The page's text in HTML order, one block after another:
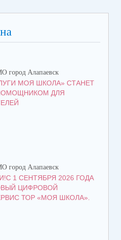
город Алапаевск
МОЯ ШКОЛА» СТАНЕТ
ДЛЯ
город Алапаевск
1 СЕНТЯБРЯ 2026 ГОДА
ЦИФРОВОЙ
ТОР «МОЯ ШКОЛА».